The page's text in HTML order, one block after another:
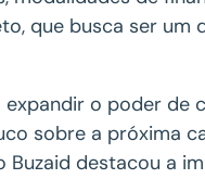
que busca ser um
o poder de
sobre a próxima
Buzaid destacou a